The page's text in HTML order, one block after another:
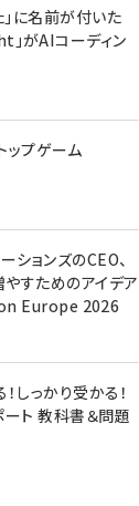
に名前が付いた
」がAIコーディン
ップゲーム
ションズのCEO、
すためのアイデア
Europe 2026
しっかり受かる！
ト 教科書＆問題